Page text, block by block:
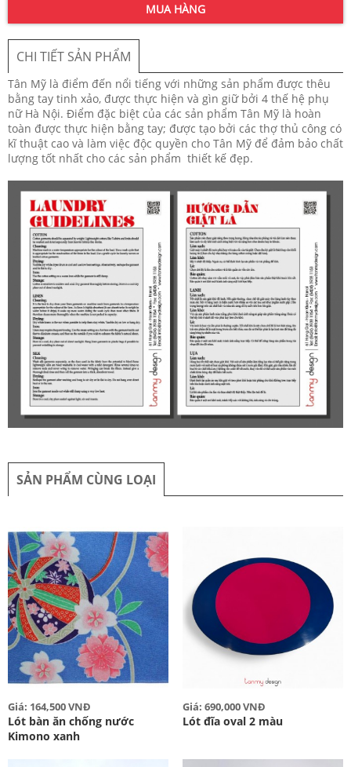
MUA HÀNG
CHI TIẾT SẢN PHẨM
Tân Mỹ là điểm đến nổi tiếng với những sản phẩm được thêu
bằng tay tinh xảo, được thực hiện và gìn giữ bởi 4 thế hệ phụ
nữ Hà Nội. Điểm đặc biệt của các sản phẩm Tân Mỹ là hoàn
toàn được thực hiện bằng tay; được tạo bởi các thợ thủ công có
kĩ thuật cao và làm việc độc quyền cho Tân Mỹ để đảm bảo chất
lượng tốt nhất cho các sản phẩm thiết kế đẹp.
SẢN PHẨM CÙNG LOẠI
Giá: 164,500 VNĐ
Lót bàn ăn chống nước
Kimono xanh
Giá: 690,000 VNĐ
Lót đĩa oval 2 màu